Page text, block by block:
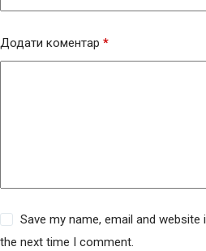
Додати коментар *
Save my name, email and
the next time I comment.